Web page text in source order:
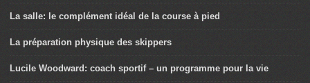
La salle: le complément idéal de la course à pied
La préparation physique des skippers
Lucile Woodward: coach sportif – un programme pour la vie